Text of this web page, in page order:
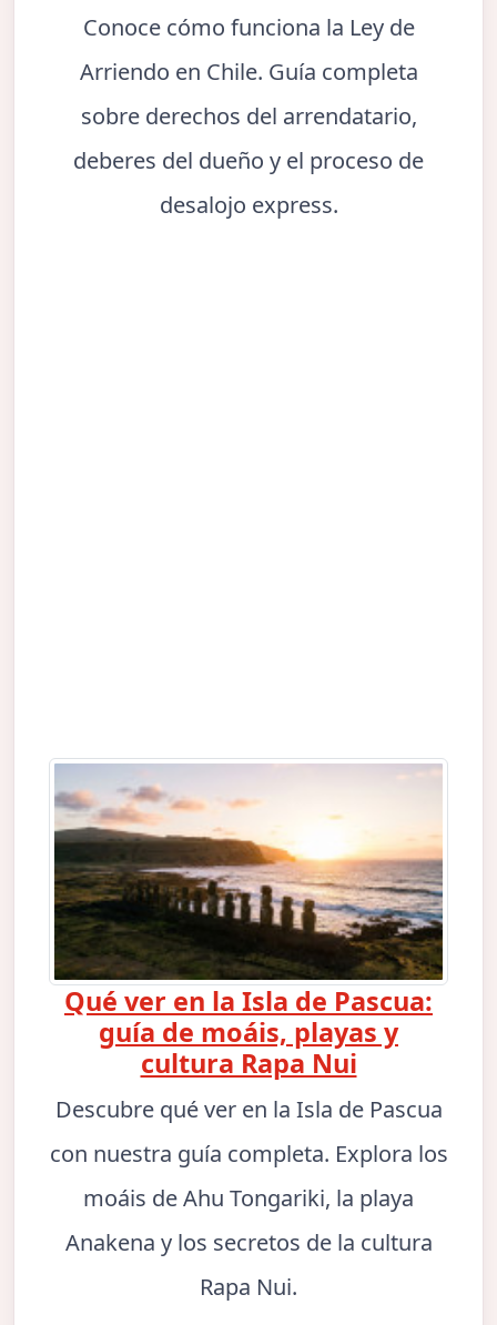
Conoce cómo funciona la Ley de
Arriendo en Chile. Guía completa
sobre derechos del arrendatario,
deberes del dueño y el proceso de
desalojo express.
Qué ver en la Isla de Pascua:
guía de moáis, playas y
cultura Rapa Nui
Descubre qué ver en la Isla de Pascua
con nuestra guía completa. Explora los
moáis de Ahu Tongariki, la playa
Anakena y los secretos de la cultura
Rapa Nui.